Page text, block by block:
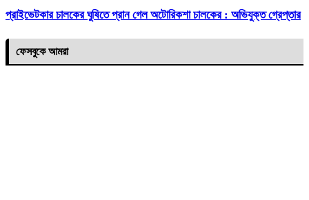
প্রাইভেটকার চালকের ঘুষিতে প্রান গেল অটোরিকশা চালকের : অভিযুক্ত গ্রেপ্তার
ফেসবুকে আমরা